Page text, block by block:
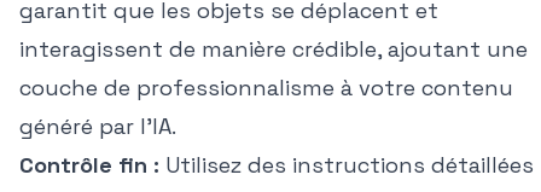
garantit que les objets se déplacent et
interagissent de manière crédible, ajoutant une
couche de professionnalisme à votre contenu
généré par l'IA.
Contrôle fin : Utilisez des instructions détaillées